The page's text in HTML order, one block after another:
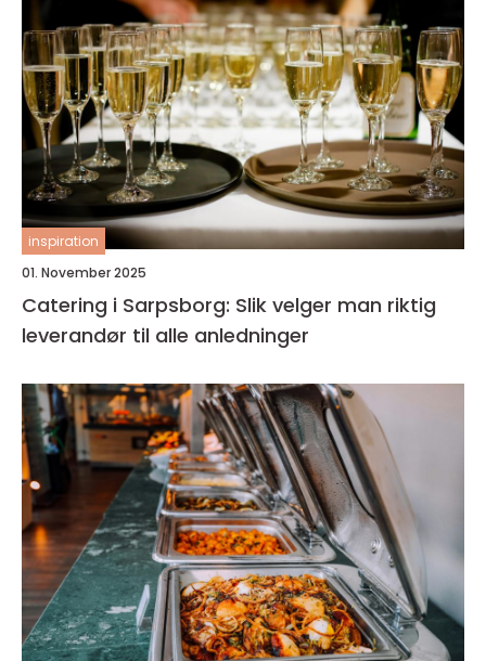
inspiration
01. November 2025
Catering i Sarpsborg: Slik velger man riktig
leverandør til alle anledninger